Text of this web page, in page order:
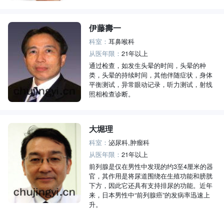
伊藤壽一
科室：耳鼻喉科
从医年限：21年以上
通过检查，如发生头晕的时间，头晕的种
类，头晕的持续时间，其他伴随症状，身体
平衡测试，异常眼动记录，听力测试，射线
照相检查诊断。
大堀理
科室：泌尿科,肿瘤科
从医年限：21年以上
前列腺是仅在男性中发现的约3至4厘米的器
官，其作用是将尿道围绕在生殖功能和膀胱
下方，因此它还具有支持排尿的功能。近年
来，日本男性中“前列腺癌”的发病率迅速上
升。